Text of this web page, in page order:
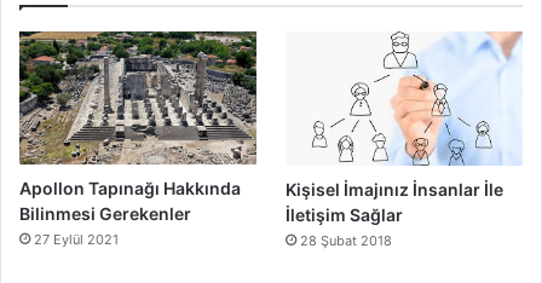
Apollon Tapınağı Hakkında
Bilinmesi Gerekenler
27 Eylül 2021
Kişisel İmajınız İnsanlar İle
İletişim Sağlar
28 Şubat 2018